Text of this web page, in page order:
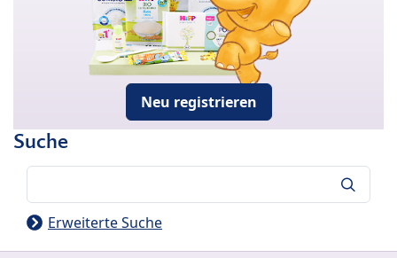
Neu registrieren
Suche
Erweiterte Suche